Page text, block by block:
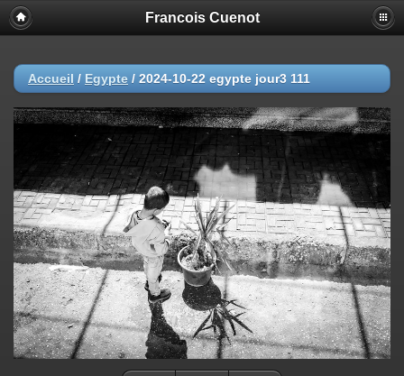
Francois Cuenot
Accueil / Egypte / 2024-10-22 egypte jour3 111